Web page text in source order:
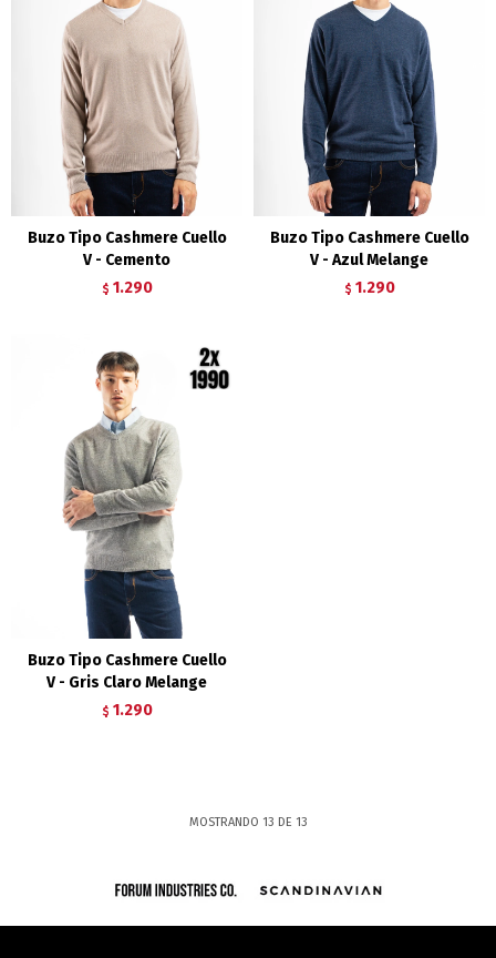
Buzo Tipo Cashmere Cuello
V - Cemento
$ 1.290
Buzo Tipo Cashmere Cuello
V - Azul Melange
$ 1.290
Buzo Tipo Cashmere Cuello
V - Gris Claro Melange
$ 1.290
MOSTRANDO 13 DE 13